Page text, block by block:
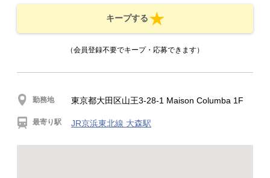
キープする
（会員登録不要でキープ・応募できます）
勤務地 東京都大田区山王3-28-1 Maison Columba 1F
最寄り駅 JR京浜東北線 大森駅